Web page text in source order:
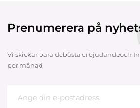
Prenumerera på
Vi skickar bara debästa erbjudandeoch
per månad